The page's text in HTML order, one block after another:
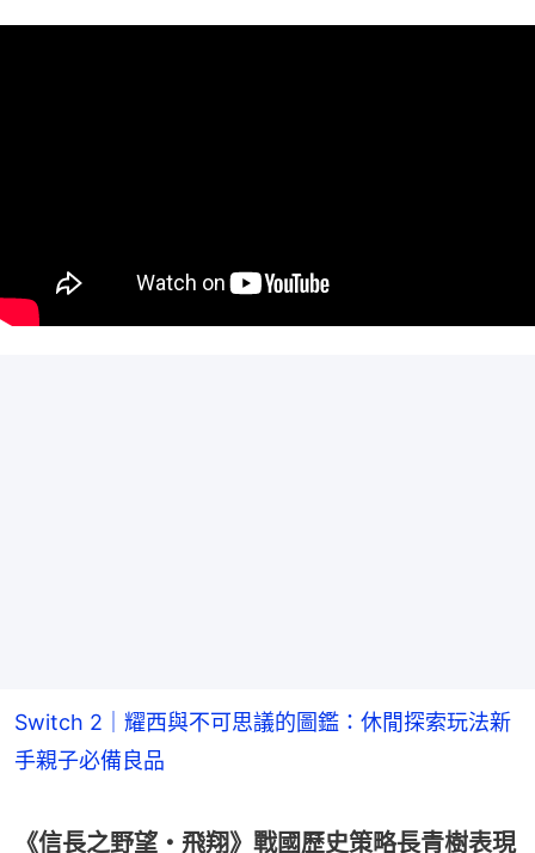
Switch 2｜耀西與不可思議的圖鑑：休閒探索玩法新
手親子必備良品
《信長之野望・飛翔》戰國歷史策略長青樹表現